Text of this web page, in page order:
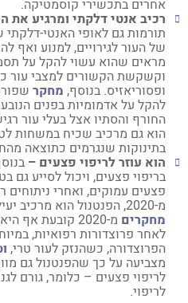
אחרים בתכשירי קוסמטיקה.
רכיב אנטי דלקתי ומרגיע את
תורמות גם לאופי האנטי-דלקתי
של העור לגירויים, למנוע ואף
מראים שהוא עשוי להקל על
וקשקשת הקשורים למצבי עור
ופסוריאזיס. בנוסף,מחקר
להקל על אדמומיות בפנים הנובעת
החורף והסתיו אצל בעלי עור
הוא גם מרכיב שכיח במשחות
בתינוקות שנגרמים כתוצאה
הוא עוזר לריפוי פצעים–בנוסף
בריפוי פצעים, ויכול לסייע גם
פצעים עמוקים, ואחרי ניתוחים
מחקרים מ-2020 קובעת אף
לאחר פרוצדורות רפואיות,
הפרוצדורה, כשהנזק לעור טרי,
מצביעה על כך שהפנטנול גם
לריפוי פצעים – כלומר, גורם
לריפוי.